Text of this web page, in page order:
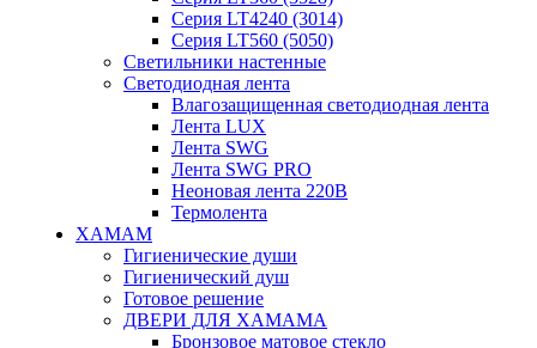
Серия LT4240 (3014)
Серия LT560 (5050)
Светильники настенные
Светодиодная лента
Влагозащищенная светодиодная лента
Лента LUX
Лента SWG
Лента SWG PRO
Неоновая лента 220В
Термолента
ХАМАМ
Гигиенические души
Гигиенический душ
Готовое решение
ДВЕРИ ДЛЯ ХАМАМА
Бронзовое матовое стекло